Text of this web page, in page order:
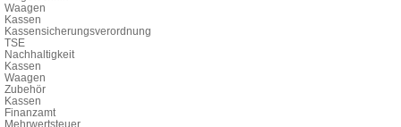
Waagen
Kassen
Kassensicherungsverordnung
TSE
Nachhaltigkeit
Kassen
Waagen
Zubehör
Kassen
Finanzamt
Mehrwertsteuer